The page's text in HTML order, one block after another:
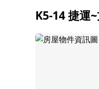
K5-14 捷運